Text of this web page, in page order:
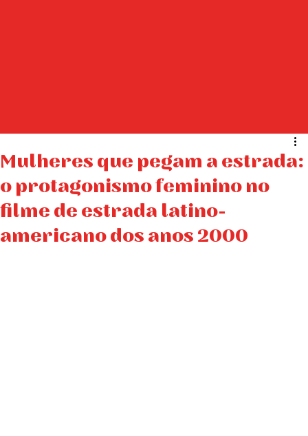
Mulheres que pegam a estrada:
o protagonismo feminino no
filme de estrada latino-
americano dos anos 2000